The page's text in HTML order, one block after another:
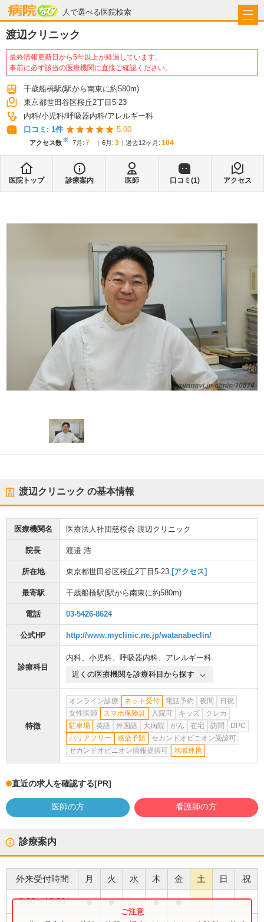
人で選べる医院検索
病院なび
渡辺クリニック
最終情報更新日から5年以上が経過しています。
事前に必ず該当の医療機関に直接ご確認ください。
千歳船橋駅(駅から南東に約580m)
東京都世田谷区桜丘2丁目5-23
内科 小児科 呼吸器内科 アレルギー科
口コミ: 1件 5.00
アクセス数※ 7月 : 7 6月 : 3 過去12ヶ月: 104
医院トップ 診療案内 医師 口コミ(1) アクセス
渡辺クリニック の基本情報
医療機関名 医療法人社団慈桜会 渡辺クリニック
院長 渡邉 浩
所在地 東京都世田谷区桜丘2丁目5-23 [アクセス]
最寄駅 千歳船橋駅(駅から南東に約580m)
電話 03-5426-8624
公式HP http://www.myclinic.ne.jp/watanabeclin/
診療科目
内科、 小児科、 呼吸器内科、 アレルギー科
近くの医療機関を診療科目から探す
特徴
オンライン診療 ネット受付 電話予約 夜間
日祝
女性医師
スマホ保険証 入院可 キッズ
クレカ
駐車場
英語 外国語 大病院 がん 在宅 訪問
DPC
バリアフリー
感染予防
セカンドオピニオン受診可
セカンドオピニオン情報提供可
地域連携
直近の求人を確認する[PR]
医師の方 看護師の方
診療案内
外来受付時間 月 火 水 木 金 土 日 祝
9:00〜12:00 ● ● ● ●